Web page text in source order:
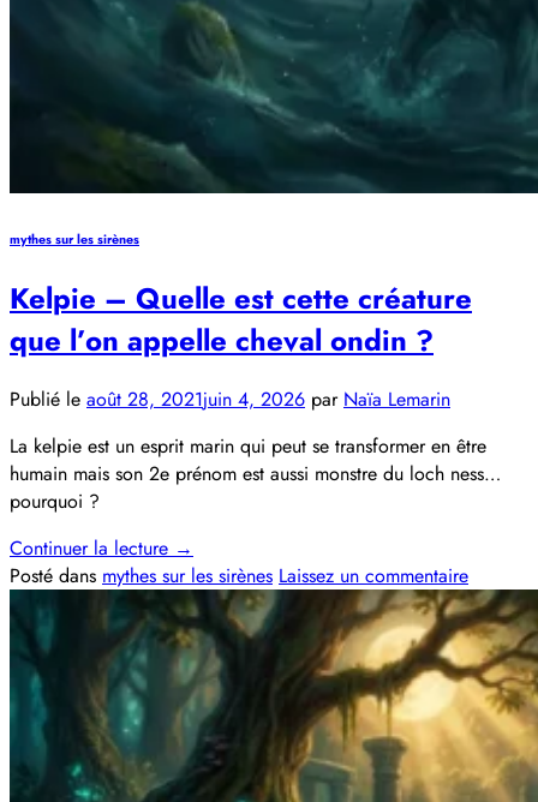
mythes sur les sirènes
Kelpie – Quelle est cette créature
que l’on appelle cheval ondin ?
Publié le août 28, 2021juin 4, 2026 par Naïa Lemarin
La kelpie est un esprit marin qui peut se transformer en être
humain mais son 2e prénom est aussi monstre du loch ness…
pourquoi ?
Continuer la lecture →
Posté dans mythes sur les sirènes Laissez un commentaire